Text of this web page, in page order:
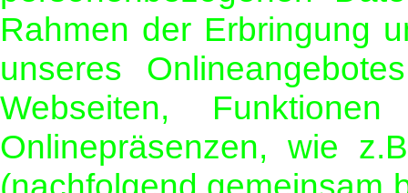
Rahmen der Erbringung
unseres
Webseiten,
Onlinepräsenzen, wie